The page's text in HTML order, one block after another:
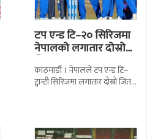
टप एन्ड टि–२० सिरिजमा
नेपालको लगातार दोस्रो
जित
काठमाडौं । नेपालले टप एन्ड टि–
ट्वान्टी सिरिजमा लगातार दोस्रो जित